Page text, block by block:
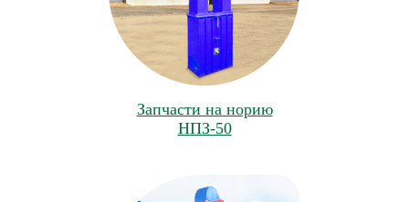
Запчасти на норию
НПЗ-50